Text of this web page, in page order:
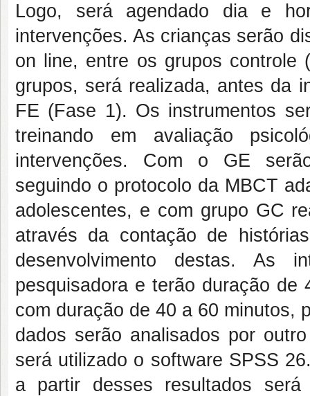
Logo, será agendado dia e
intervenções. As crianças serão
on line, entre os grupos controle
grupos, será realizada, antes da
FE (Fase 1). Os instrumentos
treinando em avaliação
intervenções. Com o GE
seguindo o protocolo da MBCT
adolescentes, e com grupo GC
através da contação de
desenvolvimento destas. As
pesquisadora e terão duração de
com duração de 40 a 60 minutos,
dados serão analisados por
será utilizado o software SPSS
a partir desses resultados